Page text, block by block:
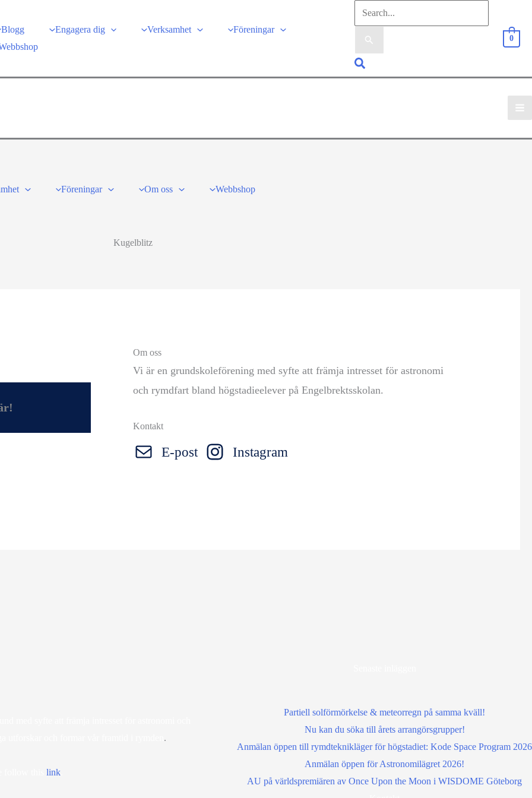
Blogg Engagera dig Verksamhet
Föreningar
Sök
efter:
Sök
0
Föreningar Om oss Webbshop
Kugelblitz
Om oss
Vi är en grundskoleförening med syfte att främja intresset för astronomi
och rymdfart bland högstadieelever på Engelbrektsskolan.
Kontakt
E-post Instagram
.
link.
Partiell solförmörkelse & meteorregn på samma kväll!
Nu kan du söka till årets arrangörsgrupper!
Anmälan öppen till rymdteknikläger för högstadiet: Kode Space Program 2026
Anmälan öppen för Astronomilägret 2026!
AU på världspremiären av Once Upon the Moon i WISDOME Göteborg